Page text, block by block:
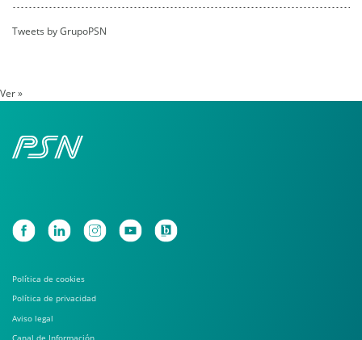
Tweets by GrupoPSN
Ver »
Política de cookies
Política de privacidad
Aviso legal
Canal de Información